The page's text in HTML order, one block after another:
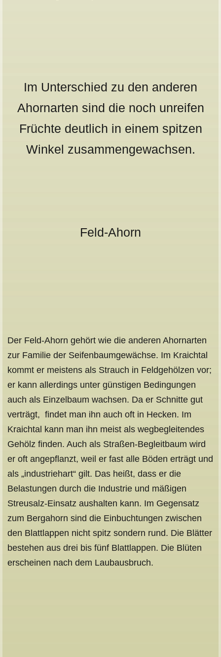
Im Unterschied zu den anderen
Ahornarten sind die noch unreifen
Früchte deutlich in einem spitzen
Winkel zusammengewachsen.
Feld-Ahorn
Der Feld-Ahorn gehört wie die anderen Ahornarten
zur Familie der Seifenbaumgewächse. Im Kraichtal
kommt er meistens als Strauch in Feldgehölzen vor;
er kann allerdings unter günstigen Bedingungen
auch als Einzelbaum wachsen. Da er Schnitte gut
verträgt, findet man ihn auch oft in Hecken. Im
Kraichtal kann man ihn meist als wegbegleitendes
Gehölz finden. Auch als Straßen-Begleitbaum wird
er oft angepflanzt, weil er fast alle Böden erträgt und
als „industriehart“ gilt. Das heißt, dass er die
Belastungen durch die Industrie und mäßigen
Streusalz-Einsatz aushalten kann. Im Gegensatz
zum Bergahorn sind die Einbuchtungen zwischen
den Blattlappen nicht spitz sondern rund. Die Blätter
bestehen aus drei bis fünf Blattlappen. Die Blüten
erscheinen nach dem Laubausbruch.